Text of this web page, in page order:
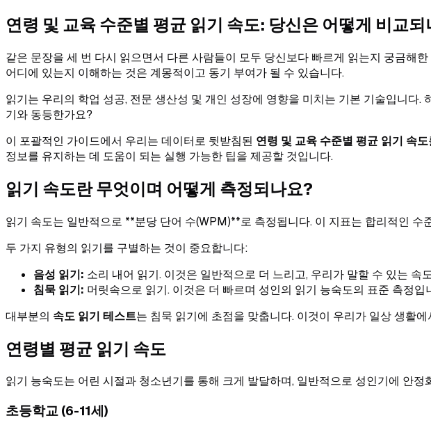
연령 및 교육 수준별 평균 읽기 속도: 당신은 어떻게 비교되
같은 문장을 세 번 다시 읽으면서 다른 사람들이 모두 당신보다 빠르게 읽는지 궁금해
어디에 있는지 이해하는 것은 계몽적이고 동기 부여가 될 수 있습니다.
읽기는 우리의 학업 성공, 전문 생산성 및 개인 성장에 영향을 미치는 기본 기술입니
기와 동등한가요?
이 포괄적인 가이드에서 우리는 데이터로 뒷받침된 연령 및 교육 수준별 평균 읽기 속도
정보를 유지하는 데 도움이 되는 실행 가능한 팁을 제공할 것입니다.
읽기 속도란 무엇이며 어떻게 측정되나요?
읽기 속도는 일반적으로 **분당 단어 수(WPM)**로 측정됩니다. 이 지표는 합리적인 수
두 가지 유형의 읽기를 구별하는 것이 중요합니다:
음성 읽기: 소리 내어 읽기. 이것은 일반적으로 더 느리고, 우리가 말할 수 있는
침묵 읽기: 머릿속으로 읽기. 이것은 더 빠르며 성인의 읽기 능숙도의 표준 측정입
대부분의 속도 읽기 테스트는 침묵 읽기에 초점을 맞춥니다. 이것이 우리가 일상 생활
연령별 평균 읽기 속도
읽기 능숙도는 어린 시절과 청소년기를 통해 크게 발달하며, 일반적으로 성인기에 안
초등학교 (6-11세)